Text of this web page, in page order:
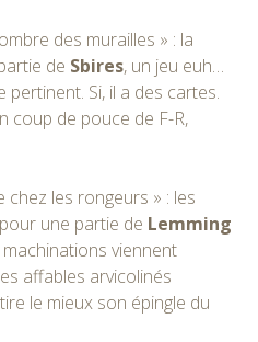
des murailles » : la
de Sbires, un jeu euh…
Si, il a des cartes.
coup de pouce de F-R,
chez les rongeurs » : les
une partie de Lemming
viennent
affables arvicolinés
le mieux son épingle du